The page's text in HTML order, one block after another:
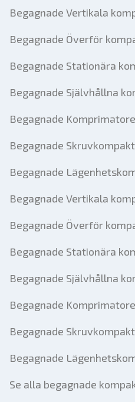
Begagnade Vertikala
Begagnade Överför
Begagnade Stationära
Begagnade Självhållna
Begagnade
Begagnade
Begagnade
Begagnade Vertikala
Begagnade Överför
Begagnade Stationära
Begagnade Självhållna
Begagnade
Begagnade
Begagnade
Se alla begagnade